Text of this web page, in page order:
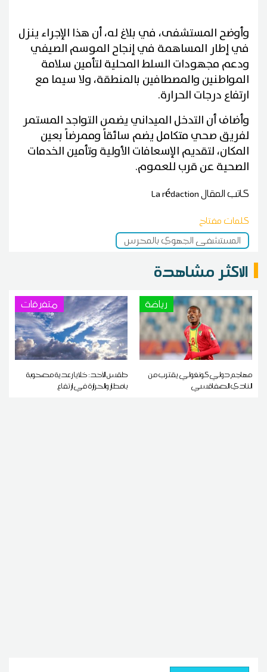
وأوضح المستشفى، في بلاغ له، أن هذا الإجراء ينزل
في إطار المساهمة في إنجاح الموسم الصيفي
ودعم مجهودات السلط المحلية لتأمين سلامة
المواطنين والمصطافين بالمنطقة، ولا سيما مع
ارتفاع درجات الحرارة.
وأضاف أن التدخل الميداني يضمن التواجد المستمر
لفريق صحي متكامل يضم سائقاً وممرضاً بعين
المكان، لتقديم الإسعافات الأولية وتأمين الخدمات
الصحية عن قرب للعموم.
كاتب المقالLa rédaction
كلمات مفتاح
المستشفى الجهوي بالمحرس
الاكثر مشاهدة
رياضة
مهاجم دولي كونغولي يقترب من
النادي الصفاقسي
متفرقات
طقس الأحد: خلايا رعدية مصحوبة
بأمطار والحرارة في ارتفاع